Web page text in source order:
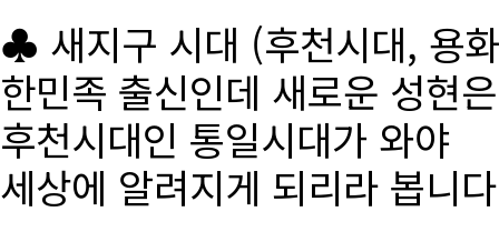
♣ 새지구 시대 (후천시대, 용
한민족 출신인데 새로운 성현
후천시대인 통일시대가 와야
세상에 알려지게 되리라 봅니